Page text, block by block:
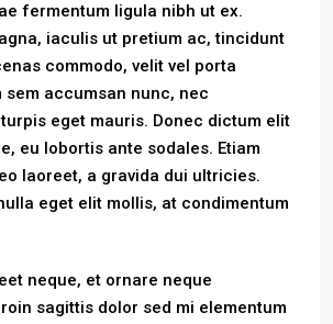
fermentum ligula nibh ut ex.
iaculis ut pretium ac, tincidunt
commodo, velit vel porta
sem accumsan nunc, nec
eget mauris. Donec dictum elit
eu lobortis ante sodales. Etiam
laoreet, a gravida dui ultricies.
eget elit mollis, at condimentum
neque, et ornare neque
sagittis dolor sed mi elementum